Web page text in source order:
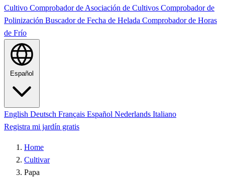
Cultivo Comprobador de Asociación de Cultivos Comprobador de
Polinización Buscador de Fecha de Helada Comprobador de Horas
de Frío
Español
English Deutsch Français Español Nederlands Italiano
Registra mi jardín gratis
Home
Cultivar
Papa